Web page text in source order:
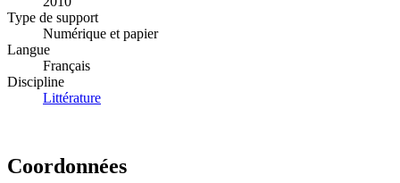
Type de support
Numérique et papier
Langue
Français
Discipline
Littérature
Coordonnées